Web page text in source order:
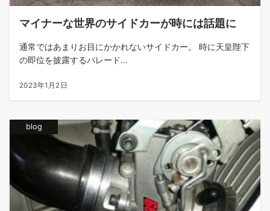
マイナーな世界のサイドカーが時には話題に
通常ではあまりお目にかかれないサイドカー。 時に天皇陛下
の即位を披露するパレード...
2023年1月2日
blog